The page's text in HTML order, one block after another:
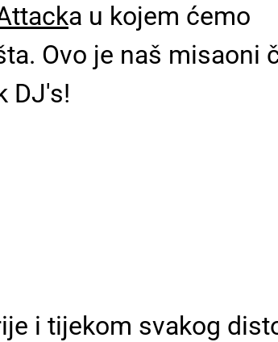
a u kojem ćemo
Ovo je naš misaoni
DJ's!
i tijekom svakog